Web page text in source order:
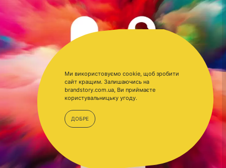
Ми використовуємо cookie, щоб зробити
сайт кращим. Залишаючись на
brandstory.com.ua, Ви приймаєте
користувальницьку угоду.
ДОБРЕ